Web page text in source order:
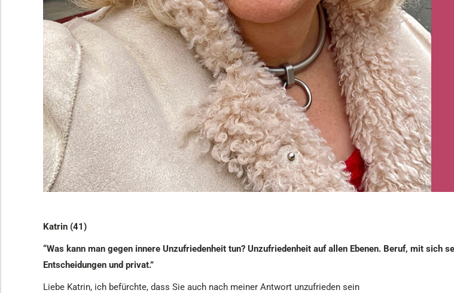
Katrin (41)
“Was kann man gegen innere Unzufriedenheit tun? Unzufriedenheit auf allen Ebenen. Beruf, mit sich
Entscheidungen und privat.”
Liebe Katrin, ich befürchte, dass Sie auch nach meiner Antwort unzufrieden sein